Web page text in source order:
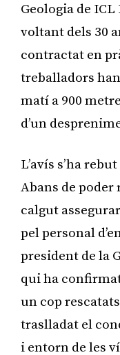
Geologia de
voltant dels 30
contractat en
treballadors
matí a 900
d’un
L’avís s’ha
Abans de poder
calgut
pel personal
president de la
qui ha
un cop
traslladat el
i entorn de les